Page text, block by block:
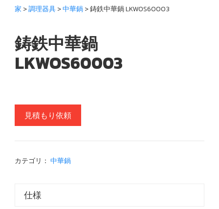
家 >調理器具>中華鍋> 鋳鉄中華鍋 LKWOS60003
鋳鉄中華鍋
LKWOS60003
見積もり依頼
カテゴリ： 中華鍋
仕様